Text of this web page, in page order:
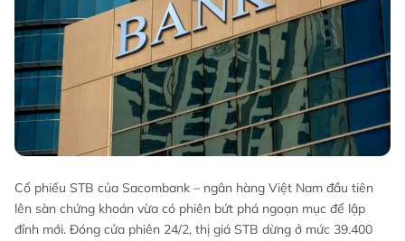
Cổ phiếu STB của Sacombank – ngân hàng Việt Nam đầu tiên
lên sàn chứng khoán vừa có phiên bứt phá ngoạn mục để lập
đỉnh mới. Đóng cửa phiên 24/2, thị giá STB dừng ở mức 39.400